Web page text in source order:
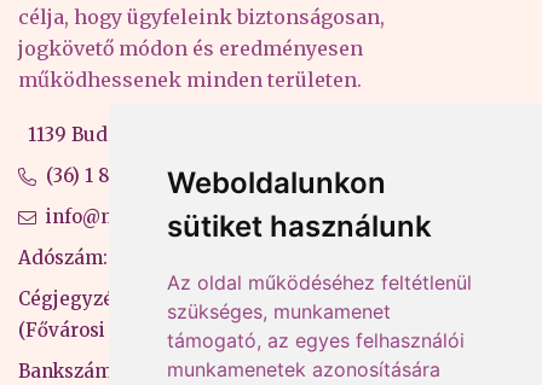
Weboldalunkon
sütiket használunk
Az oldal működéséhez feltétlenül
szükséges, munkamenet
támogató, az egyes felhasználói
munkamenetek azonosítására
célja, hogy ügyfeleink biztonságosan,
jogkövető módon és eredményesen
működhessenek minden területen.
1139 Budapest, Váci út 99-105. 4. em.
(36) 1 880 76 00
info@mprx.hu
Adószám: 13598145-2-41
Cégjegyzékszám: 01-09-883770
(Fővárosi Bíróság)
Bankszámlaszám: CIB Bank, 10700581-